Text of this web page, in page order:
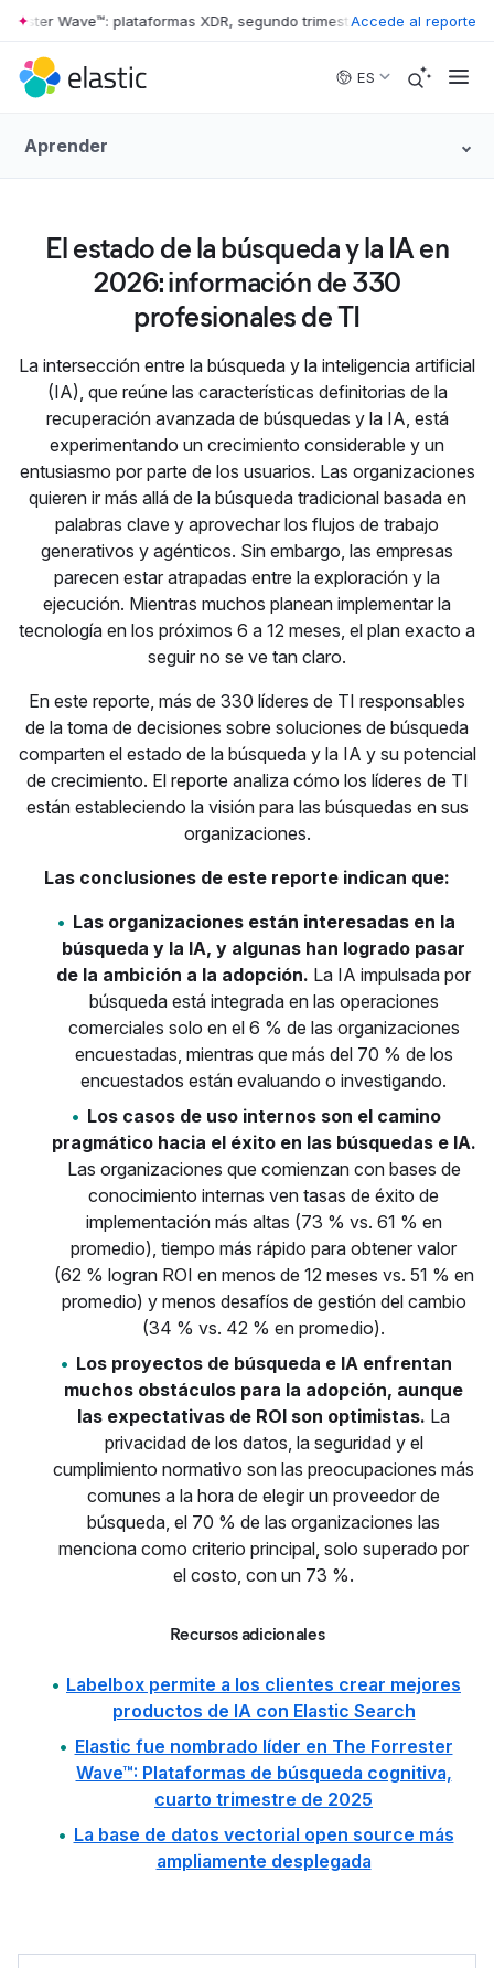
Skip to main content
Wave™: plataformas XDR, segundo trimestre de 2026 • The
Accede al reporte
ES
Aprender
El estado de la búsqueda y la IA en
2026: información de 330
profesionales de TI
La intersección entre la búsqueda y la inteligencia artificial
(IA), que reúne las características definitorias de la
recuperación avanzada de búsquedas y la IA, está
experimentando un crecimiento considerable y un
entusiasmo por parte de los usuarios. Las organizaciones
quieren ir más allá de la búsqueda tradicional basada en
palabras clave y aprovechar los flujos de trabajo
generativos y agénticos. Sin embargo, las empresas
parecen estar atrapadas entre la exploración y la
ejecución. Mientras muchos planean implementar la
tecnología en los próximos 6 a 12 meses, el plan exacto a
seguir no se ve tan claro.
En este reporte, más de 330 líderes de TI responsables
de la toma de decisiones sobre soluciones de búsqueda
comparten el estado de la búsqueda y la IA y su potencial
de crecimiento. El reporte analiza cómo los líderes de TI
están estableciendo la visión para las búsquedas en sus
organizaciones.
Las conclusiones de este reporte indican que:
Las organizaciones están interesadas en la
búsqueda y la IA, y algunas han logrado pasar
de la ambición a la adopción. La IA impulsada por
búsqueda está integrada en las operaciones
comerciales solo en el 6 % de las organizaciones
encuestadas, mientras que más del 70 % de los
encuestados están evaluando o investigando.
Los casos de uso internos son el camino
pragmático hacia el éxito en las búsquedas e IA.
Las organizaciones que comienzan con bases de
conocimiento internas ven tasas de éxito de
implementación más altas (73 % vs. 61 % en
promedio), tiempo más rápido para obtener valor
(62 % logran ROI en menos de 12 meses vs. 51 % en
promedio) y menos desafíos de gestión del cambio
(34 % vs. 42 % en promedio).
Los proyectos de búsqueda e IA enfrentan
muchos obstáculos para la adopción, aunque
las expectativas de ROI son optimistas. La
privacidad de los datos, la seguridad y el
cumplimiento normativo son las preocupaciones más
comunes a la hora de elegir un proveedor de
búsqueda, el 70 % de las organizaciones las
menciona como criterio principal, solo superado por
el costo, con un 73 %.
Recursos adicionales
Labelbox permite a los clientes crear mejores
productos de IA con Elastic Search
Elastic fue nombrado líder en The Forrester
Wave™: Plataformas de búsqueda cognitiva,
cuarto trimestre de 2025
La base de datos vectorial open source más
ampliamente desplegada